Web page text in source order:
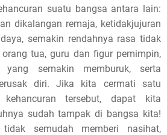
suatu bangsa antara lain:
dikalangan remaja, ketidakjujuran
semakin rendahnya rasa tidak
tua, guru dan figur pemimpin,
yang semakin memburuk, serta
diri. Jika kita cermati satu
kehancuran tersebut, dapat kita
sudah tampak di bangsa kita!
tidak semudah memberi nasihat,